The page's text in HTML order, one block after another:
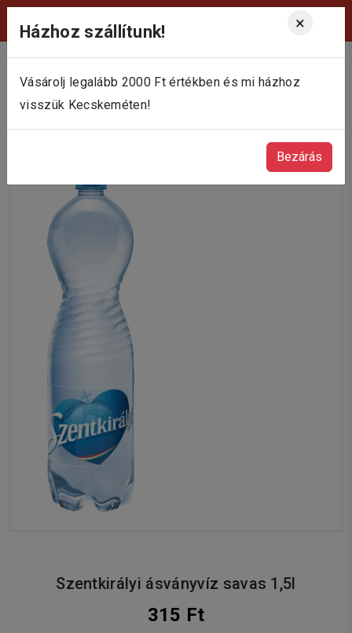
Házhoz szállítunk! ×
Vásárolj legalább 2000 Ft értékben és mi házhoz
visszük Kecskeméten!
Bezárás
Viktória Pékség Kecskemét
Szentkirályi ásványvíz savas 1,5l
315 Ft